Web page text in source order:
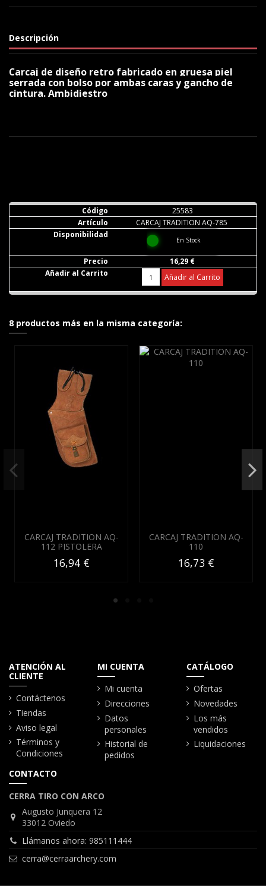
Descripción
Carcaj de diseño retro fabricado en gruesa piel
serrada con bolso por ambas caras y gancho de
cintura. Ambidiestro
25583
CARCAJ TRADITION AQ-785
En Stock
16,29 €
Añadir al Carrito
8 productos más en la misma categoría:
CARCAJ TRADITION AQ-
112 PISTOLERA
16,94 €
CARCAJ TRADITION AQ-
110
16,73 €
ATENCIÓN AL
CLIENTE
Contáctenos
Tiendas
Aviso legal
Términos y
Condiciones
MI CUENTA
Mi cuenta
Direcciones
Datos
personales
Historial de
pedidos
CATÁLOGO
Ofertas
Novedades
Los más
vendidos
Liquidaciones
CONTACTO
CERRA TIRO CON ARCO
Augusto Junquera 12
33012 Oviedo
Llámanos ahora: 985111444
cerra@cerraarchery.com